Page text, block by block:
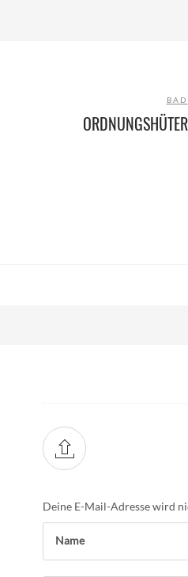
BAD
Deine E-Mail-Adresse wird